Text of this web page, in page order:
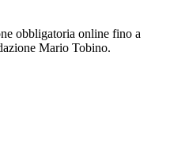
obbligatoria online fino a
Mario Tobino.